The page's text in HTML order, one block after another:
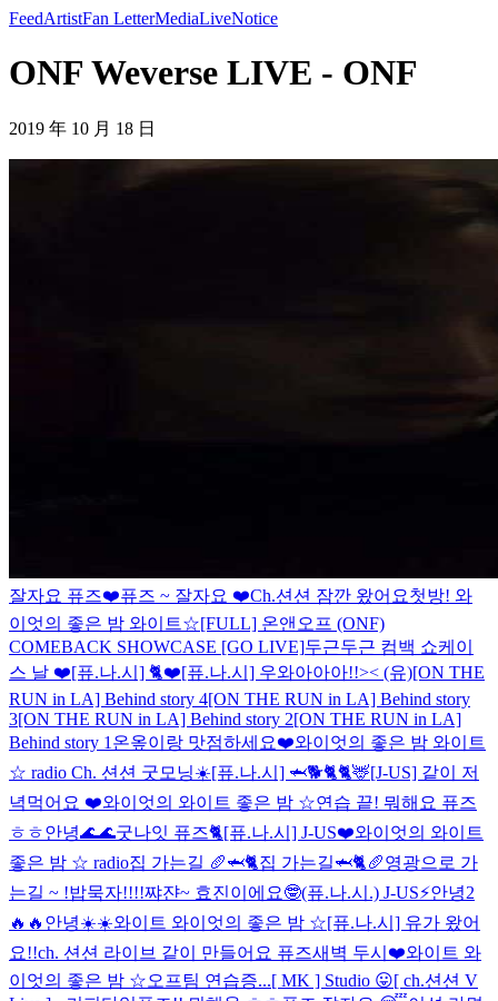
FeedArtistFan LetterMediaLiveNotice
ONF Weverse LIVE - ONF
2019 年 10 月 18 日
잘자요 퓨즈❤️퓨즈 ~ 잘자요 ❤️Ch.션션 잠깐 왔어요첫방! 와
이엇의 좋은 밤 와이트☆[FULL] 온앤오프 (ONF)
COMEBACK SHOWCASE [GO LIVE]두근두근 컴백 쇼케이
스 날 ❤️[퓨.나.시] 🐈❤️[퓨.나.시] 우와아아아!!>< (유)[ON THE
RUN in LA] Behind story 4[ON THE RUN in LA] Behind story
3[ON THE RUN in LA] Behind story 2[ON THE RUN in LA]
Behind story 1 온옾이랑 맛점하세요❤️와이엇의 좋은 밤 와이트
☆ radio Ch. 션션 굿모닝☀️[퓨.나.시] 🦈🐕🐈🐈🦌[J-US] 같이 저
녁먹어요 ❤️와이엇의 와이트 좋은 밤 ☆연습 끝! 뭐해요 퓨즈
ㅎㅎ안녕🌊🌊굿나잇 퓨즈🐈[퓨.나.시] J-US❤️와이엇의 와이트
좋은 밤 ☆ radio집 가는길 🥖🦈🐈집 가는길🦈🐈🥖영광으로 가
는길 ~ !밥묵자!!!!쨔쟌~ 효진이에요🤓(퓨.나.시.) J-US⚡️안녕2
🔥🔥 안녕☀️☀️와이트 와이엇의 좋은 밤 ☆[퓨.나.시] 유가 왔어
요!!ch. 션션 라이브 같이 만들어요 퓨즈새벽 두시❤️와이트 와
이엇의 좋은 밤 ☆오프팀 연습증...[ MK ] Studio 😛[ ch.션션 V